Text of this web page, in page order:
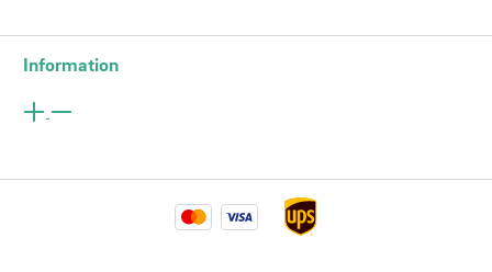
Information